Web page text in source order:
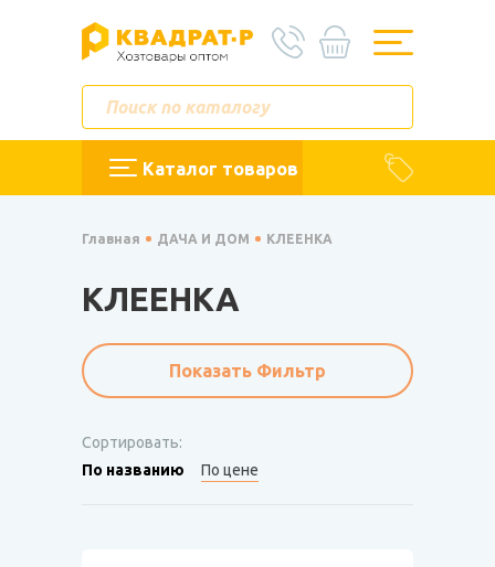
Каталог товаров
Главная ДАЧА И ДОМ КЛЕЕНКА
КЛЕЕНКА
Показать Фильтр
Сортировать:
По названию
По цене